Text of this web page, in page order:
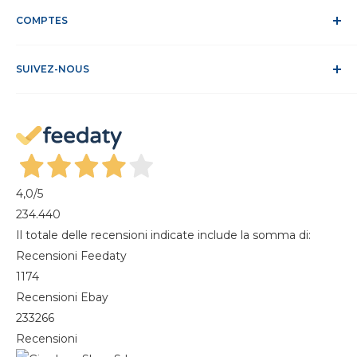
Politique relative aux cookies
Site sécurisé
FAQ
COMPTES
S'identifier
Magazine
SUIVEZ-NOUS
4,0/5
234.440
Il totale delle recensioni indicate include la somma di:
Recensioni Feedaty
1174
Recensioni Ebay
233266
Recensioni